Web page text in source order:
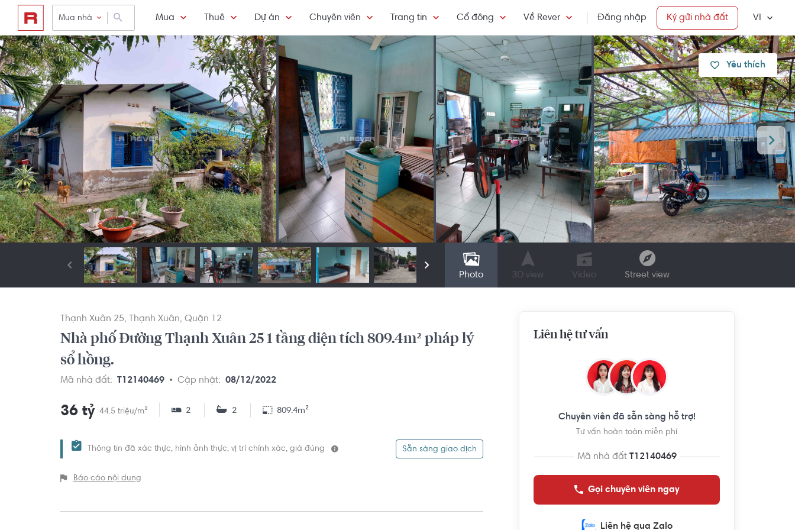
Mua nhà Mua Thuê Dự án Chuyên viên Trang tin Cổ đông Về Rever Đăng nhập Ký gửi nhà đất VI
Yêu thích
Photo 3D view Video Street view
Thạnh Xuân 25 Thạnh Xuân Quận 12
Nhà phố Đường Thạnh Xuân 25 1 tầng diện tích 809.4m² pháp lý
sổ hồng.
Mã nhà đất: T12140469 Cập nhật: 08/12/2022
36 tỷ 44.5 triệu/m² 2 2 809.4m²
Thông tin đã xác thực, hình ảnh thực, vị trí chính xác, giá đúng Sẵn sàng giao dịch
Báo cáo nội dung
Liên hệ tư vấn
Chuyên viên đã sẵn sàng hỗ trợ!
Tư vấn hoàn toàn miễn phí
Mã nhà đất T12140469
Gọi chuyên viên ngay
Liên hệ qua Zalo